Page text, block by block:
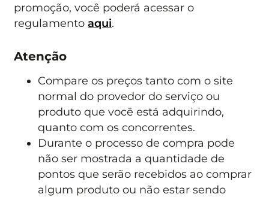
promoção, você poderá acessar o
regulamentoaqui.
Atenção
Compare os preços tanto com o site
normal do provedor do serviço ou
produto que você está adquirindo,
quanto com os concorrentes.
Durante o processo de compra pode
não ser mostrada a quantidade de
pontos que serão recebidos ao comprar
algum produto ou não estar sendo